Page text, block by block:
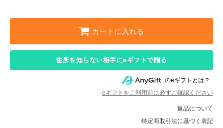
カートに入れる
住所を知らない相手にeギフトで贈る
のeギフトとは？
eギフトをご利用前に必ずご確認ください
返品について
特定商取引法に基づく表記